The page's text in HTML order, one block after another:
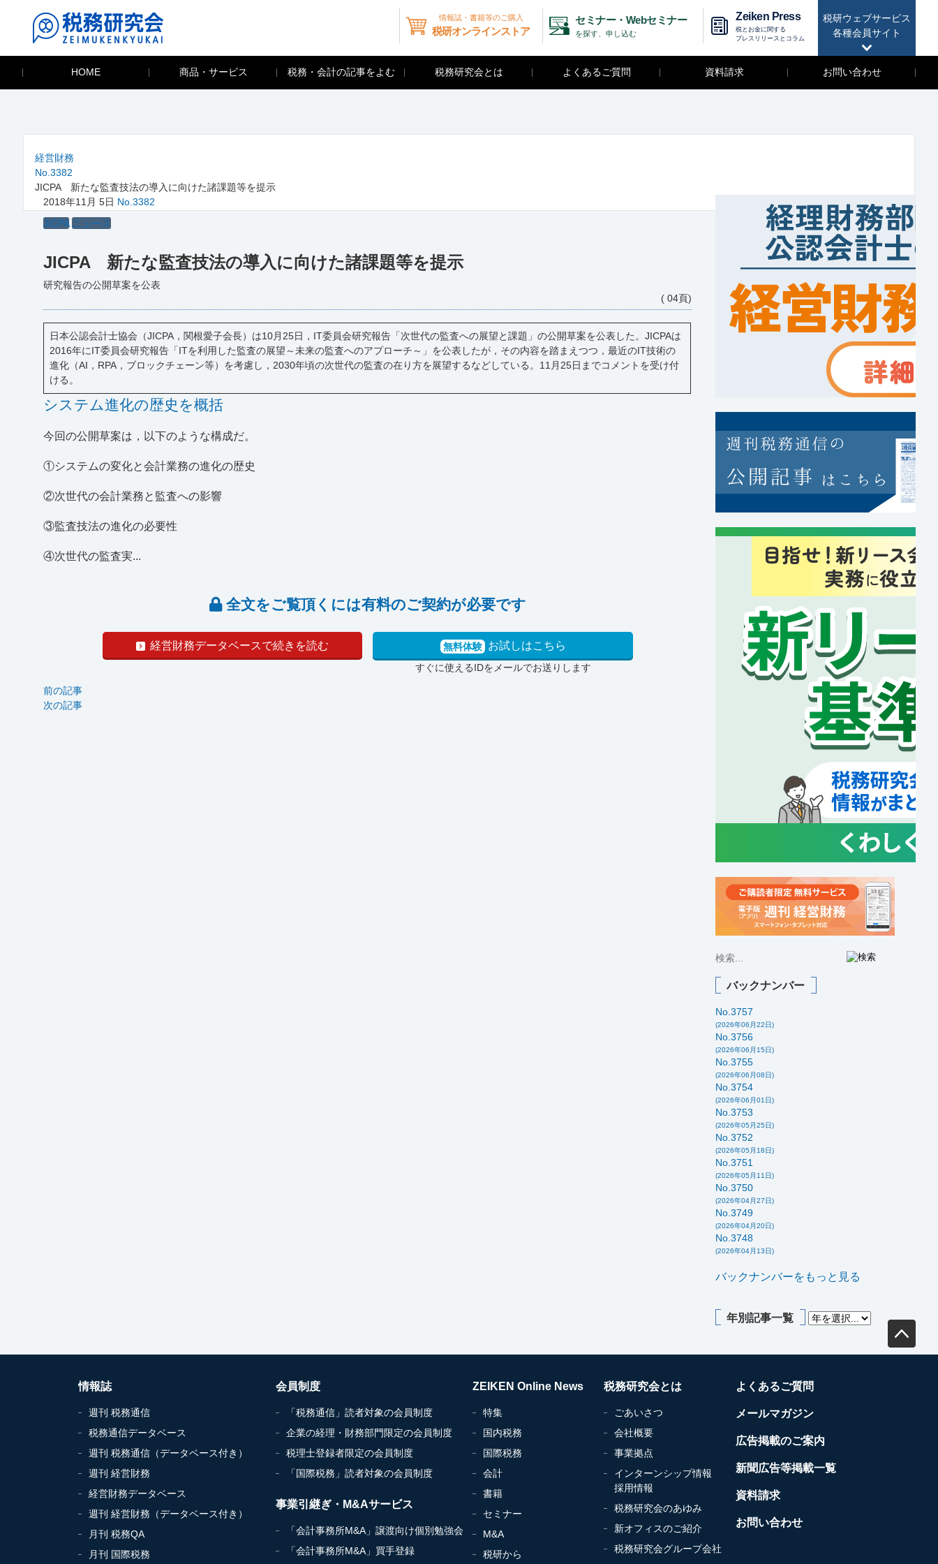
税研ウェブサービス
各種会員サイト
情報誌・書籍等のご購入
税研オンラインストア
セミナー・Webセミナー
を探す、申し込む
Zeiken Press
税とお金に関する
プレスリリースとコラム
HOME 商品・サービス 税務・会計の記事をよむ 税務研究会とは よくあるご質問 資料請求 お問い合わせ
経営財務
No.3382
JICPA 新たな監査技法の導入に向けた諸課題等を提示
2018年11月 5日 No.3382
JICPA ニュース
JICPA 新たな監査技法の導入に向けた諸課題等を提示
研究報告の公開草案を公表
( 04頁)
日本公認会計士協会（JICPA，関根愛子会長）は10月25日，IT委員会研究報告「次世代の監査への展望と課題」の公開草案を公表した。JICPAは
2016年にIT委員会研究報告「ITを利用した監査の展望～未来の監査へのアプローチ～」を公表したが，その内容を踏まえつつ，最近のIT技術の
進化（AI，RPA，ブロックチェーン等）を考慮し，2030年頃の次世代の監査の在り方を展望するなどしている。11月25日までコメントを受け付
ける。
システム進化の歴史を概括
今回の公開草案は，以下のような構成だ。
①システムの変化と会計業務の進化の歴史
②次世代の会計業務と監査への影響
③監査技法の進化の必要性
④次世代の監査実...
全文をご覧頂くには有料のご契約が必要です
経営財務データベースで続きを読む 無料体験 お試しはこちら
すぐに使えるIDをメールでお送りします
前の記事
次の記事
バックナンバー
No.3757
(2026年06月22日)
No.3756
(2026年06月15日)
No.3755
(2026年06月08日)
No.3754
(2026年06月01日)
No.3753
(2026年05月25日)
No.3752
(2026年05月18日)
No.3751
(2026年05月11日)
No.3750
(2026年04月27日)
No.3749
(2026年04月20日)
No.3748
(2026年04月13日)
バックナンバーをもっと見る
年別記事一覧
情報誌
週刊 税務通信
税務通信データベース
週刊 税務通信（データベース付き）
週刊 経営財務
経営財務データベース
週刊 経営財務（データベース付き）
月刊 税務QA
月刊 国際税務
会員制度
「税務通信」読者対象の会員制度
企業の経理・財務部門限定の会員制度
税理士登録者限定の会員制度
「国際税務」読者対象の会員制度
事業引継ぎ・M&Aサービス
「会計事務所M&A」譲渡向け個別勉強会
「会計事務所M&A」買手登録
ZEIKEN Online News
特集
国内税務
国際税務
会計
書籍
セミナー
M&A
税研から
税務研究会とは
ごあいさつ
会社概要
事業拠点
インターンシップ情報
採用情報
税務研究会のあゆみ
新オフィスのご紹介
税務研究会グループ会社
よくあるご質問
メールマガジン
広告掲載のご案内
新聞広告等掲載一覧
資料請求
お問い合わせ